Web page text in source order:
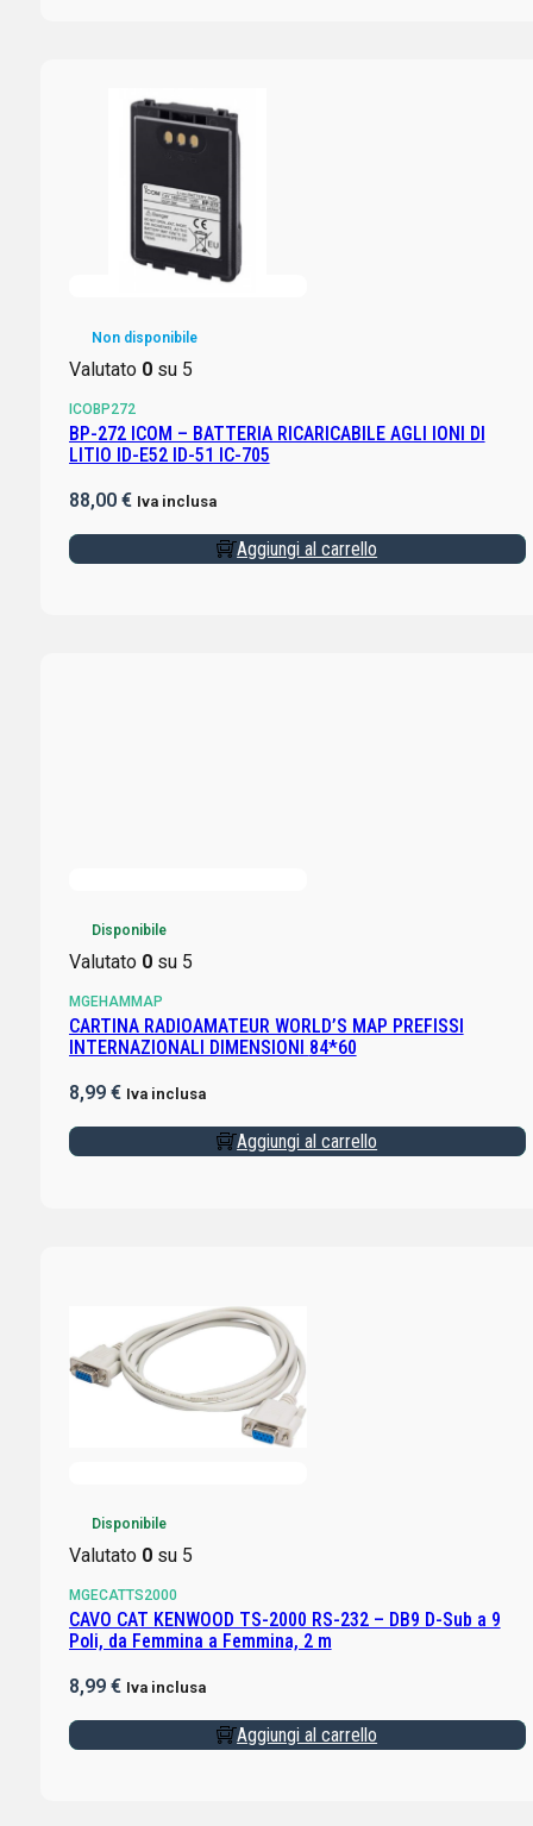
Non disponibile
Valutato 0su 5
ICOBP272
BP-272 ICOM – BATTERIA RICARICABILE AGLI IONI DI
LITIO ID-E52 ID-51 IC-705
88,00 € Iva inclusa
Aggiungi al carrello
Disponibile
Valutato 0su 5
MGEHAMMAP
CARTINA RADIOAMATEUR WORLD’S MAP PREFISSI
INTERNAZIONALI DIMENSIONI 84*60
8,99 € Iva inclusa
Aggiungi al carrello
Disponibile
Valutato 0su 5
MGECATTS2000
CAVO CAT KENWOOD TS-2000 RS-232 – DB9 D-Sub a 9
Poli, da Femmina a Femmina, 2 m
8,99 € Iva inclusa
Aggiungi al carrello